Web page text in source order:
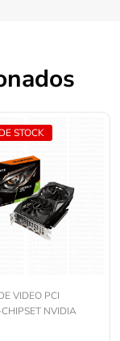
STOCK
VIDEO PCI
CHIPSET NVIDIA